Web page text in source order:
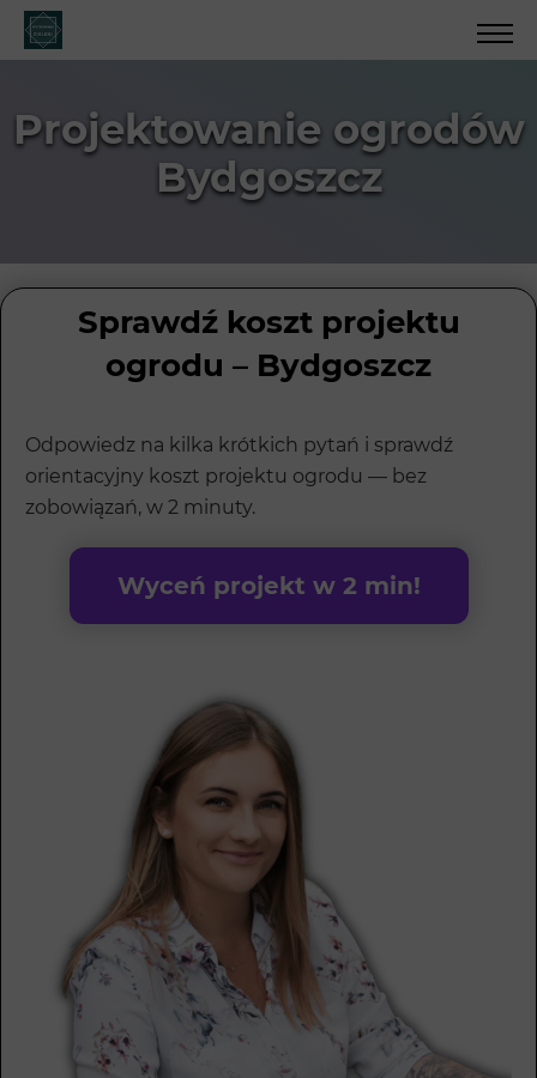
Projektowanie ogrodów
Bydgoszcz
Sprawdź koszt projektu
ogrodu – Bydgoszcz
Odpowiedz na kilka krótkich pytań i sprawdź
orientacyjny koszt projektu ogrodu — bez
zobowiązań, w 2 minuty.
Wyceń projekt w 2 min!